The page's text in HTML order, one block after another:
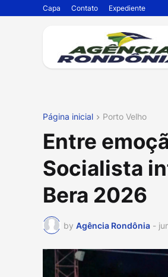
Capa Contato Expediente
Página inicial Porto Velho
Entre
Socialista
Bera 2026
by Agência Rondônia -